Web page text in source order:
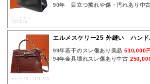
ミニケリー
13/03/24
90年 目立つ擦れや傷・汚れあり中
ケリー25 11/11/23
エルメスケリー25 外縫い ハン
99年若干のスレ傷あり美品510,000円
94年金具壊れスレ傷あり中古